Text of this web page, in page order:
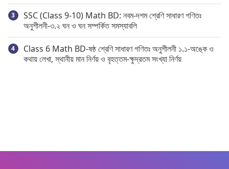
SSC (Class 9-10) Math BD: নবম-দশম শ্রেণি সাধারণ গণিতঃ
অনুশীলনী-৩.২ ঘন ও ঘন সম্পর্কিত সমস্যাবলি
Class 6 Math BD-ষষ্ঠ শ্রেণি সাধারণ গণিতঃ অনুশীলনী ১.১-অঙ্কে ও
কথায় লেখা, স্থানীয় মান নির্ণয় ও বৃহত্তম-ক্ষুদ্রতম সংখ্যা নির্ণয়